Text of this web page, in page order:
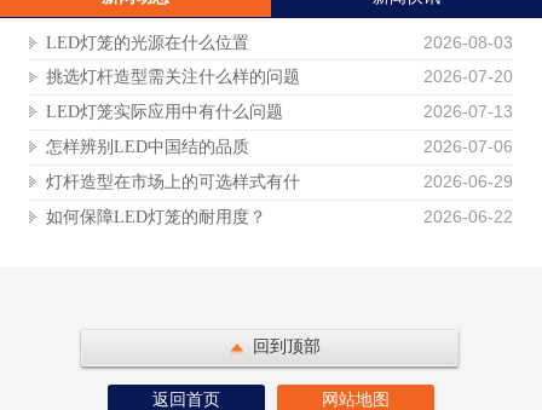
2026-08-03
LED灯笼的光源在什么位置
2026-07-20
挑选灯杆造型需关注什么样的问题
2026-07-13
LED灯笼实际应用中有什么问题
2026-07-06
怎样辨别LED中国结的品质
2026-06-29
灯杆造型在市场上的可选样式有什
2026-06-22
如何保障LED灯笼的耐用度？
回到顶部
返回首页 网站地图